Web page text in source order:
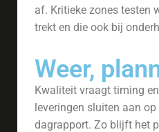
af. Kritieke zones testen
trekt en die ook bij
Weer,
Kwaliteit vraagt timing
leveringen sluiten aan
dagrapport. Zo blijft het